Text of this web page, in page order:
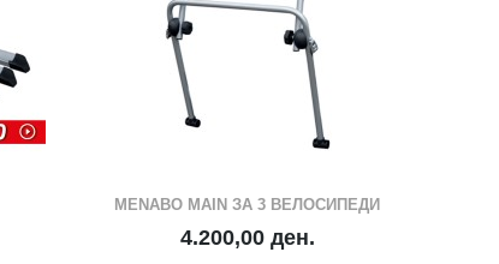
MENABO MAIN ЗА 3 ВЕЛОСИПЕДИ
4.200,00 ден.